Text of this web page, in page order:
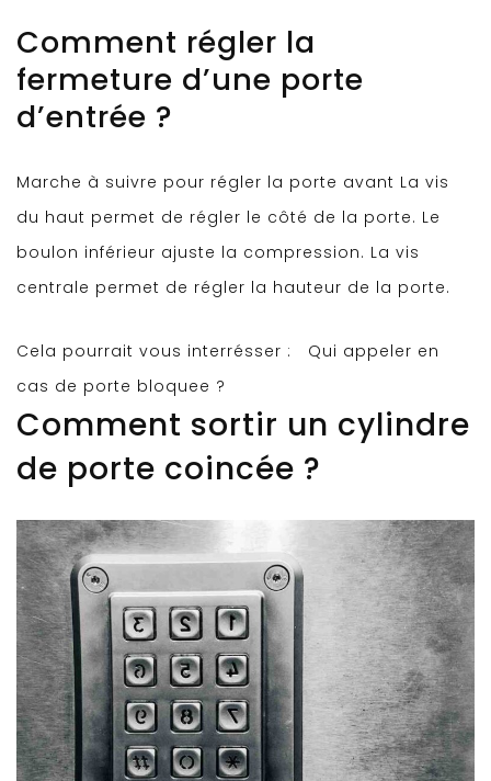
Comment régler la
fermeture d’une porte
d’entrée ?
Marche à suivre pour régler la porte avant La vis
du haut permet de régler le côté de la porte. Le
boulon inférieur ajuste la compression. La vis
centrale permet de régler la hauteur de la porte.
Cela pourrait vous interrésser :
Qui appeler en
cas de porte bloquee ?
Comment sortir un cylindre
de porte coincée ?